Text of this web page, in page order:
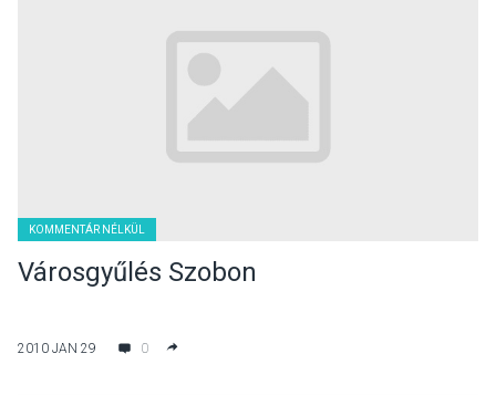
KOMMENTÁR NÉLKÜL
Városgyűlés Szobon
2010 JAN 29 0